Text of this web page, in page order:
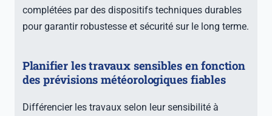
complétées par des dispositifs techniques durables
pour garantir robustesse et sécurité sur le long terme.
Planifier les travaux sensibles en fonction
des prévisions météorologiques fiables
Différencier les travaux selon leur sensibilité à